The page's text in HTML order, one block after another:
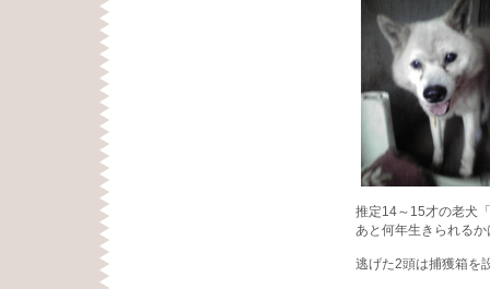
推定14～15才の老犬
あと何年生きられる
逃げた2頭は捕獲箱を